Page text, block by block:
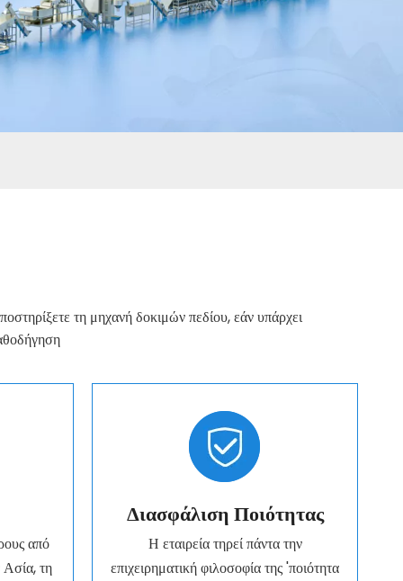
τη μηχανή δοκιμών πεδίου, εάν υπάρχει
από
τη
Διασφάλιση Ποιότητας
Η εταιρεία τηρεί πάντα την
επιχειρηματική φιλοσοφία της 'ποιότητα